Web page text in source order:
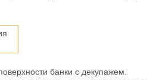
банки с декупажем.